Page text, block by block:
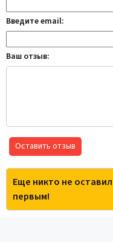
Введите email:
Ваш отзыв:
Оставить отзыв
Еще никто не
первым!